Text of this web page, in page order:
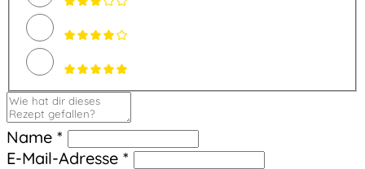
Name *
E-Mail-Adresse *